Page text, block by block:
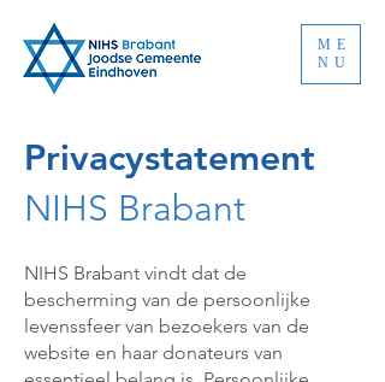
ME
NU
Privacystatement
NIHS Brabant
NIHS Brabant vindt dat de
bescherming van de persoonlijke
levenssfeer van bezoekers van de
website en haar donateurs van